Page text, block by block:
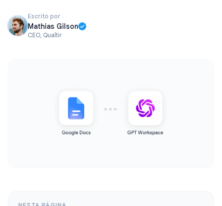
Escrito por
Mathias Gilson
CEO, Qualtir